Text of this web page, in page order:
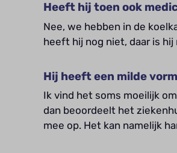
Heeft hij toen ook
Nee, we hebben in de
heeft hij nog niet, daar is
Hij heeft een milde
Ik vind het soms moeilijk
dan beoordeelt het
mee op. Het kan namelijk